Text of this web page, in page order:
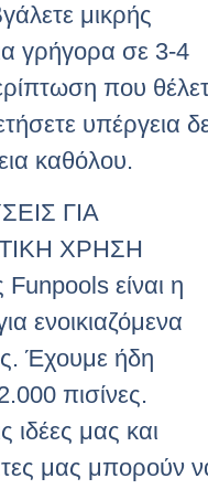
μικρής
γρήγορα σε 3-4
που
υπέργεια
καθόλου.
ΓΙΑ
ΧΡΗΣΗ
Funpools είναι η
ενοικιαζόμενα
Έχουμε ήδη
πισίνες.
ιδέες μας και
μας μπορούν